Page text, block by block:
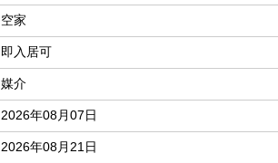
空家
即入居可
媒介
2026年08月07日
2026年08月21日